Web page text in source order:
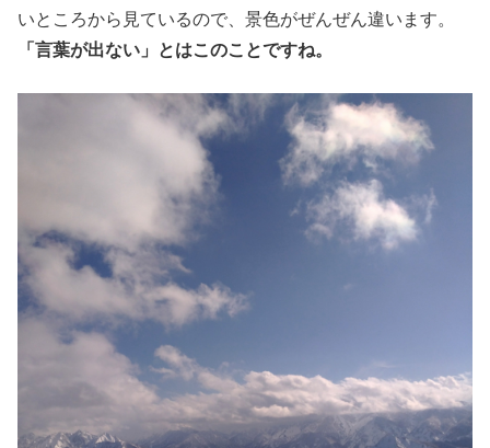
いところから見ているので、景色がぜんぜん違います。
「言葉が出ない」とはこのことですね。